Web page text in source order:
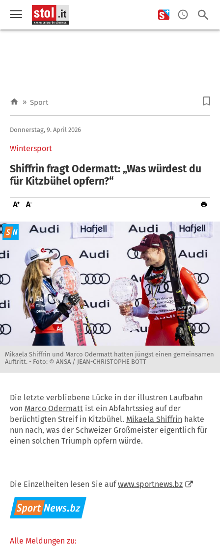
» Sport
Wintersport
Donnerstag, 9. April 2026
Shiffrin fragt Odermatt: „Was würdest du
für Kitzbühel opfern?“
Mikaela Shiffrin und Marco Odermatt hatten jüngst einen gemeinsamen
Auftritt. - Foto: © ANSA / JEAN-CHRISTOPHE BOTT
Die letzte verbliebene Lücke in der illustren Laufbahn
von Marco Odermatt ist ein Abfahrtssieg auf der
berüchtigten Streif in Kitzbühel. Mikaela Shiffrin hakte
nun nach, was der Schweizer Großmeister eigentlich für
einen solchen Triumph opfern würde.
Die Einzelheiten lesen Sie aufwww.sportnews.bz
Alle Meldungen zu: